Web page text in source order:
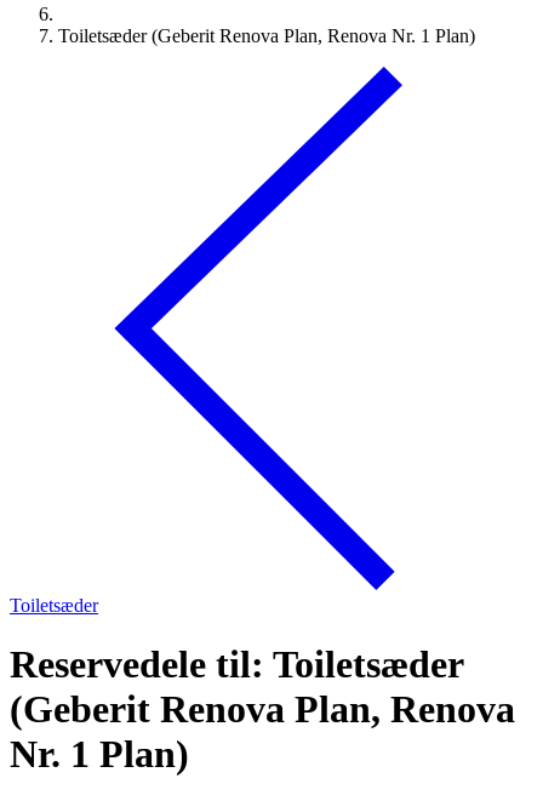
Toiletsæder (Geberit Renova Plan, Renova Nr. 1 Plan)
Toiletsæder
Reservedele til: Toiletsæder
(Geberit Renova Plan, Renova
Nr. 1 Plan)